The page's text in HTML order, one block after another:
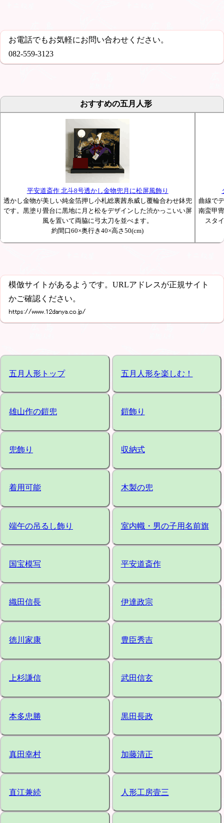
お電話でもお気軽にお問い合わせください。
082-559-3123
おすすめの五月人形
平安道斎作 北斗8号透かし金物兜月に松屏風飾り
透かし金物が美しい純金箔押し小札総裏茜糸威し覆輪合わせ鉢兜
です。黒塗り畳台に黒地に月と松をデザインした渋かっこいい屏
風を置いて両脇に弓太刀を並べます。
約間口60×奥行き40×高さ50(cm)
曲線で
南蛮甲
スタ
模倣サイトがあるようです。URLアドレスが正規サイト
かご確認ください。
五月人形トップ 五月人形を楽しむ！
雄山作の鎧兜 鎧飾り
兜飾り 収納式
着用可能 木製の兜
端午の吊るし飾り 室内幟・男の子用名前旗
国宝模写 平安道斎作
織田信長 伊達政宗
徳川家康 豊臣秀吉
上杉謙信 武田信玄
本多忠勝 黒田長政
真田幸村 加藤清正
直江兼続 人形工房壹三